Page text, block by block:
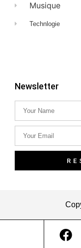
Musique
Technlogie
Newsletter